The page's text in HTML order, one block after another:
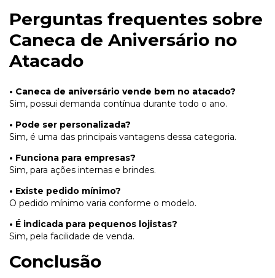
Perguntas frequentes sobre
Caneca de Aniversário no
Atacado
• Caneca de aniversário vende bem no atacado?
Sim, possui demanda contínua durante todo o ano.
• Pode ser personalizada?
Sim, é uma das principais vantagens dessa categoria.
• Funciona para empresas?
Sim, para ações internas e brindes.
• Existe pedido mínimo?
O pedido mínimo varia conforme o modelo.
• É indicada para pequenos lojistas?
Sim, pela facilidade de venda.
Conclusão